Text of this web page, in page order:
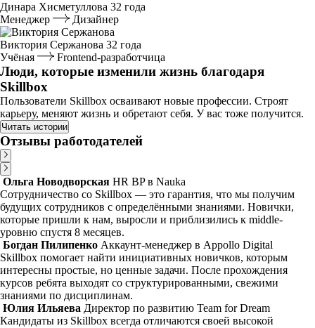
Динара Хисметуллова 32 года
Менеджер
Дизайнер
Виктория Сержанова 32 года
Учёная
Frontend-разработчица
Люди, которые изменили жизнь благодаря
Skillbox
Пользователи Skillbox осваивают новые профессии. Строят
карьеру, меняют жизнь и обретают себя. У вас тоже получится.
Читать истории
Отзывы работодателей
Ольга Новодворская HR BP в Nauka
Сотрудничество со Skillbox — это гарантия, что мы получим
будущих сотрудников с определёнными знаниями. Новички,
которые пришли к нам, выросли и приблизились к middle-
уровню спустя 8 месяцев.
Богдан Пилипенко Аккаунт-менеджер в Appollo Digital
Skillbox помогает найти инициативных новичков, которым
интересны простые, но ценные задачи. После прохождения
курсов ребята выходят со структурированными, свежими
знаниями по дисциплинам.
Юлия Ильяева Директор по развитию Team for Dream
Кандидаты из Skillbox всегда отличаются своей высокой